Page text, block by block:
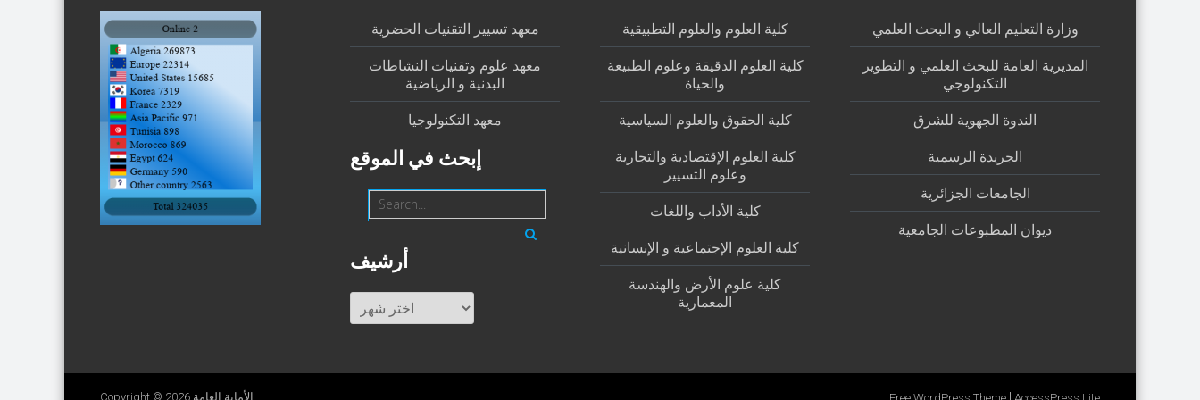
معهد تسيير التقنيات الحضرية
معهد علوم وتقنيات النشاطات
البدنية و الرياضية
معهد التكنولوجيا
إبحث في الموقع
أرشيف
أرشيف
كلية العلوم والعلوم التطبيقية
كلية العلوم الدقيقة وعلوم الطبيعة
والحياة
كلية الحقوق والعلوم السياسية
كلية العلوم الإقتصادية والتجارية
وعلوم التسيير
كلية الأداب واللغات
كلية العلوم الإجتماعية و الإنسانية
كلية علوم الأرض والهندسة
المعمارية
وزارة التعليم العالي و البحث العلمي
المديرية العامة للبحث العلمي و التطوير
التكنولوجي
الندوة الجهوية للشرق
الجريدة الرسمية
الجامعات الجزائرية
ديوان المطبوعات الجامعية
Copyright © 2026 الأمانة العامة